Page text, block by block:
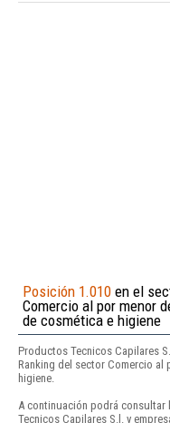
Posición 1.010 en el
Comercio al por menor
de cosmética e higiene
Productos Tecnicos Capilares
Ranking del sector Comercio
higiene.
A continuación podrá
Tecnicos Capilares S.l. y